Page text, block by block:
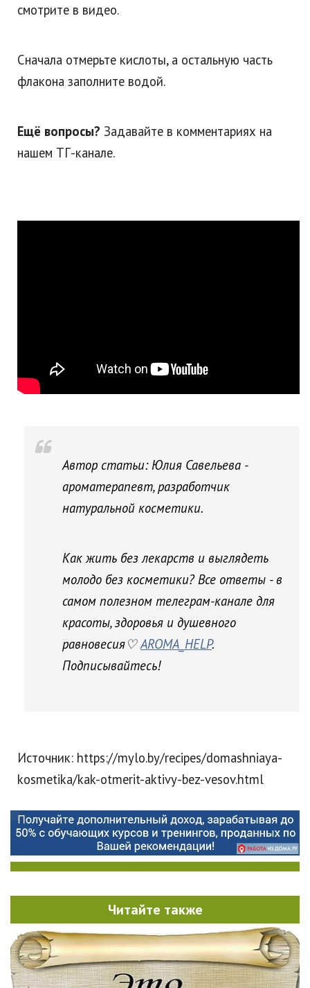
смотрите в видео.
Сначала отмерьте кислоты, а остальную часть
флакона заполните водой.
Ещё вопросы? Задавайте в комментариях на
нашем ТГ-канале.
Автор статьи: Юлия Савельева -
ароматерапевт, разработчик
натуральной косметики.
Как жить без лекарств и выглядеть
молодо без косметики? Все ответы - в
самом полезном телеграм-канале для
красоты, здоровья и душевного
равновесия♡AROMA_HELP.
Подписывайтесь!
Источник: https://mylo.by/recipes/domashniaya-
kosmetika/kak-otmerit-aktivy-bez-vesov.html
Читайте также